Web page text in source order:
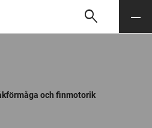
Söksearch Meny
och finmotorik